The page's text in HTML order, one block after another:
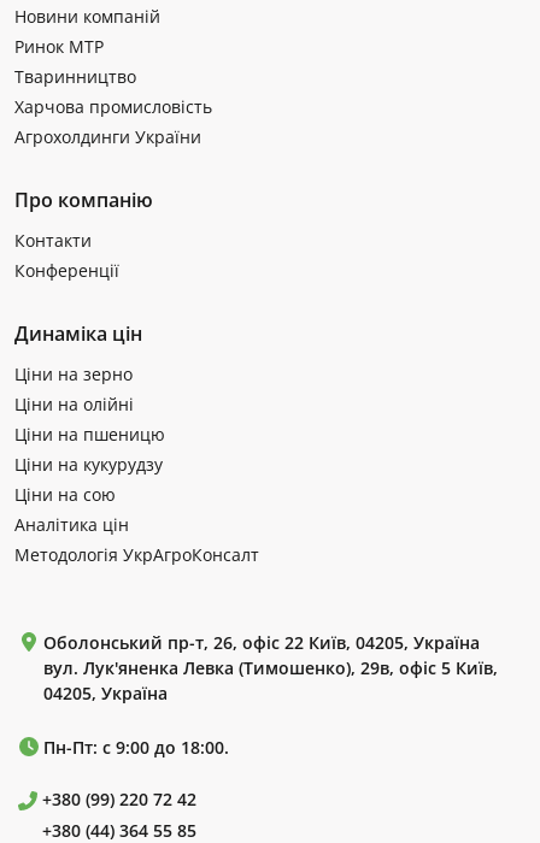
Новини компаній
Ринок МТР
Тваринництво
Харчова промисловість
Агрохолдинги України
Про компанію
Контакти
Конференції
Динаміка цін
Ціни на зерно
Ціни на олійні
Ціни на пшеницю
Ціни на кукурудзу
Ціни на сою
Аналітика цін
Методологія УкрАгроКонсалт
Оболонський пр-т, 26, офіс 22 Київ, 04205, Україна
вул. Лук'яненка Левка (Тимошенко), 29в, офіс 5 Київ,
04205, Україна
Пн-Пт: с 9:00 до 18:00.
+380 (99) 220 72 42
+380 (44) 364 55 85